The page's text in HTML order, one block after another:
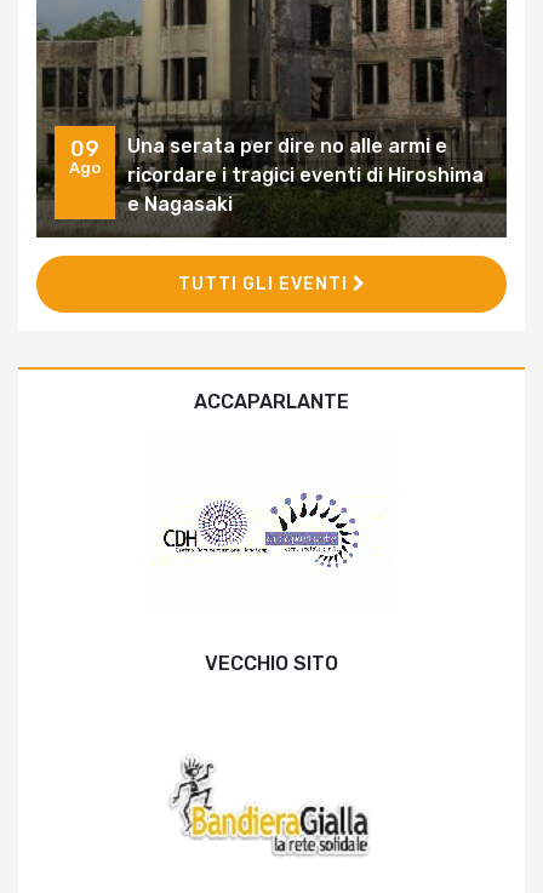
09
Ago
Una serata per dire no alle armi e
ricordare i tragici eventi di Hiroshima
e Nagasaki
TUTTI GLI EVENTI
ACCAPARLANTE
VECCHIO SITO